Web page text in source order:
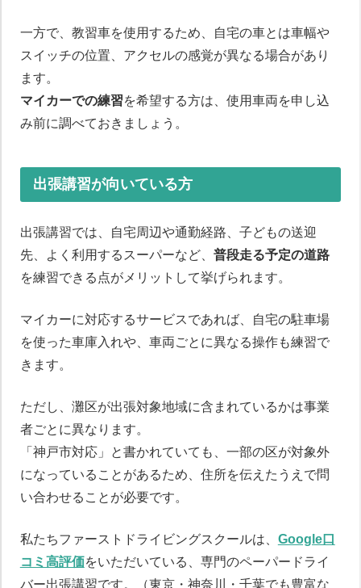
一方で、教習車を使用するため、自宅の車とは車幅や
スイッチの位置、アクセルの感覚が異なる場合があり
ます。
マイカーでの練習を希望する方は、使用車両を申し込
み前に調べておきましょう。
出張講習が向いている方
出張講習では、自宅周辺や通勤経路、子どもの送迎
先、よく利用するスーパーなど、 普段走る予定の道路
を練習できる点がメリットして挙げられます。
マイカーに対応するサービスであれば、自宅の駐車場
を使った車庫入れや、車両ごとに異なる操作も練習で
きます。
ただし、灘区が出張対象地域に含まれているかは事業
者ごとに異なります。
「神戸市対応」と書かれていても、一部の区が対象外
になっていることがあるため、住所を伝えたうえで問
い合わせることが必要です。
私たちファーストドライビングスクールは、 Google口
コミ高評価をいただいている、専門のペーパードライ
バー出張講習です。（東京・神奈川・千葉でも豊富な